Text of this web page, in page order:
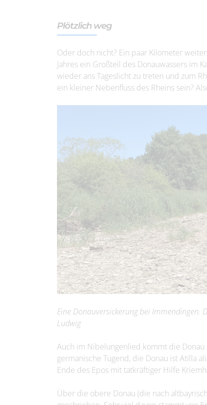
Plötzlich weg
Oder doch nicht? Ein paar Kilometer
Jahres ein Großteil des Donauwassers im
wieder ans Tageslicht zu treten und zum
ein kleiner Nebenfluss des Rheins sein?
Eine Donauversickerung bei Immendingen.
Ludwig
Auch im Nibelungenlied kommt die Donau
germanische Tugend, die Donau ist Atilla
Ende des Epos mit tatkräftiger Hilfe
Über die obere Donau (die nach